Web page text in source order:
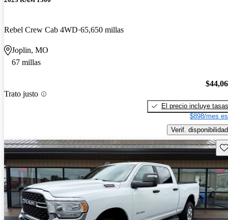
Rebel Crew Cab 4WD 65,650 millas
Joplin, MO
67 millas
Trato justo
El precio incluye tasas
$898/mes
Verif. disponibilidad